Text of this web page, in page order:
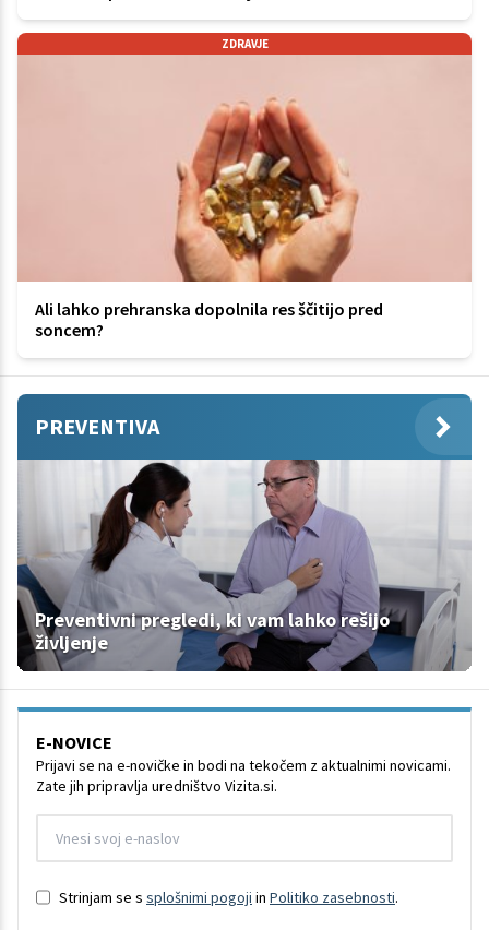
ZDRAVJE
Ali lahko prehranska dopolnila res ščitijo pred
soncem?
PREVENTIVA
Preventivni pregledi, ki vam lahko rešijo
življenje
E-NOVICE
Prijavi se na e-novičke in bodi na tekočem z aktualnimi novicami.
Zate jih pripravlja uredništvo Vizita.si.
Strinjam se s splošnimi pogoji in Politiko zasebnosti.